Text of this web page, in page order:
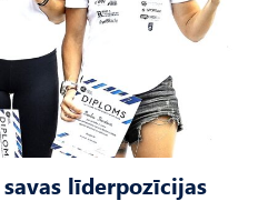
līderpozīcijas